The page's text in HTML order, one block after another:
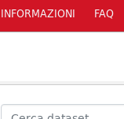
INFORMAZIONI FAQ